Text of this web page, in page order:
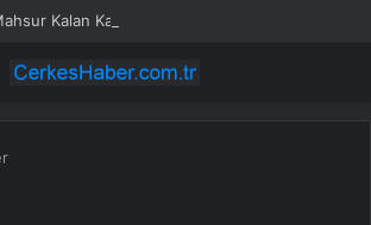
Kalan Kadın Kurtarıldı